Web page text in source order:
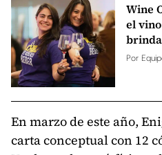
Wine
el
Por
En marzo de este año,
carta conceptual con 12